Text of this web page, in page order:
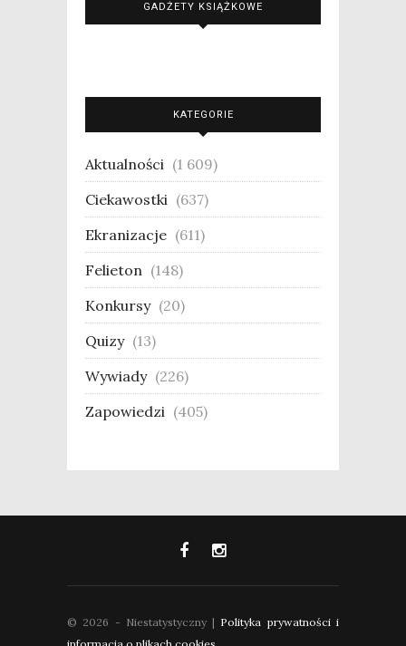
GADŻETY KSIĄŻKOWE
KATEGORIE
Aktualności (1 609)
Ciekawostki (637)
Ekranizacje (611)
Felieton (148)
Konkursy (20)
Quizy (13)
Wywiady (226)
Zapowiedzi (405)
© 2026 - Niestatystyczny | Polityka prywatności i